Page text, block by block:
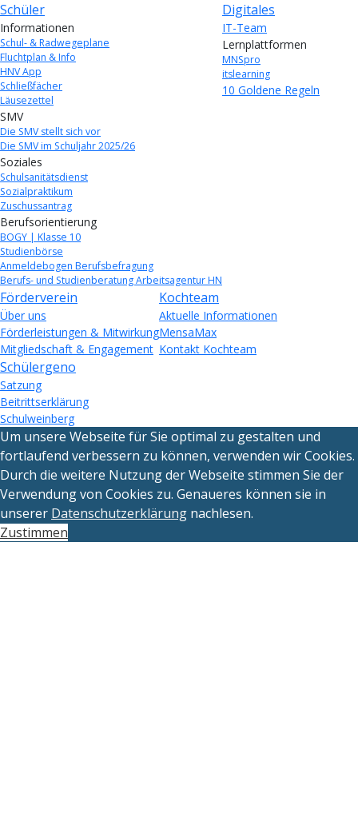
Schüler
Informationen
Schul- & Radwegeplane
Fluchtplan & Info
HNV App
Schließfächer
Läusezettel
SMV
Die SMV stellt sich vor
Die SMV im Schuljahr 2025/26
Soziales
Schulsanitätsdienst
Sozialpraktikum
Zuschussantrag
Berufsorientierung
BOGY | Klasse 10
Studienbörse
Anmeldebogen Berufsbefragung
Berufs- und Studienberatung Arbeitsagentur HN
Digitales
IT-Team
Lernplattformen
MNSpro
itslearning
10 Goldene Regeln
Förderverein
Über uns
Förderleistungen & Mitwirkung
Mitgliedschaft & Engagement
Kochteam
Aktuelle Informationen
MensaMax
Kontakt Kochteam
Schülergeno
Satzung
Beitrittserklärung
Schulweinberg
Um unsere Webseite für Sie optimal zu gestalten und
fortlaufend verbessern zu können, verwenden wir Cookies.
Durch die weitere Nutzung der Webseite stimmen Sie der
Verwendung von Cookies zu. Genaueres können sie in
unserer Datenschutzerklärung nachlesen.
Zustimmen